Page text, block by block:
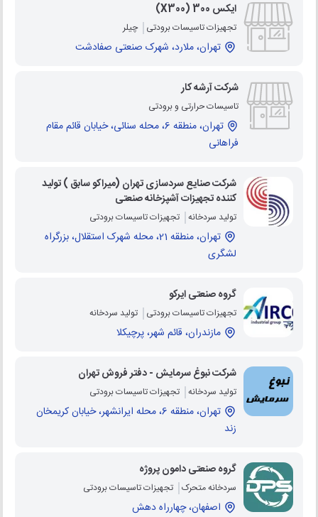
ایکس 300 (X300)
تجهیزات تاسیسات برودتی چیلر
تهران، ملارد، شهرک صنعتی صفادشت
شرکت آرشه کار
تاسیسات حرارتی و برودتی
تهران، منطقه 6، محله سنائی، خیابان قائم مقام
فراهانی
شرکت صنایع سردسازی تهران (میراکو سابق ) تولید
کننده تجهیزات آشپزخانه صنعتی
تولید سردخانه تجهیزات تاسیسات برودتی
تهران، منطقه 21، محله شهرک استقلال، بزرگراه
لشگری
گروه صنعتی ایرکو
تجهیزات تاسیسات برودتی تولید سردخانه
مازندران، قائم شهر، پرچیکلا
شرکت نبوغ سرمایش - دفتر فروش تهران
تولید سردخانه تجهیزات تاسیسات برودتی
تهران، منطقه 6، محله ایرانشهر، خیابان کریمخان
زند
گروه صنعتی دامون پروژه
سردخانه متحرک تجهیزات تاسیسات برودتی
اصفهان، چهارراه دهش